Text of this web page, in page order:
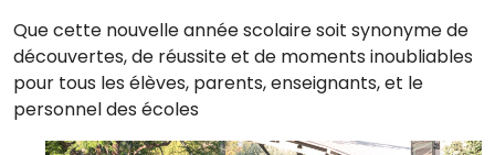
Que cette nouvelle année scolaire soit synonyme de
découvertes, de réussite et de moments inoubliables
pour tous les élèves, parents, enseignants, et le
personnel des écoles